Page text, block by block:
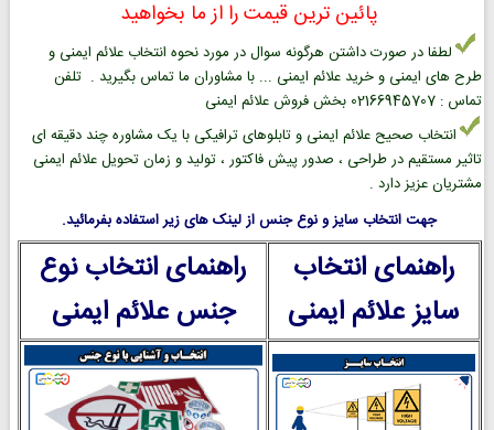
پائین ترین قیمت را از ما بخواهید
لطفا در صورت داشتن هرگونه سوال در مورد نحوه انتخاب علائم ایمنی و
طرح های ایمنی و خرید علائم ایمنی ... با مشاوران ما تماس بگیرید . تلفن
تماس : 02166945707 بخش فروش علائم ایمنی
انتخاب صحیح علائم ایمنی و تابلوهای ترافیکی با یک مشاوره چند دقیقه ای
تاثیر مستقیم در طراحی ، صدور پیش فاکتور ، تولید و زمان تحویل علائم ایمنی
مشتریان عزیز دارد .
جهت انتخاب سایز و نوع جنس از لینک های زیر استفاده بفرمائید.
راهنمای انتخاب
سایز علائم ایمنی
راهنمای انتخاب نوع
جنس علائم ایمنی